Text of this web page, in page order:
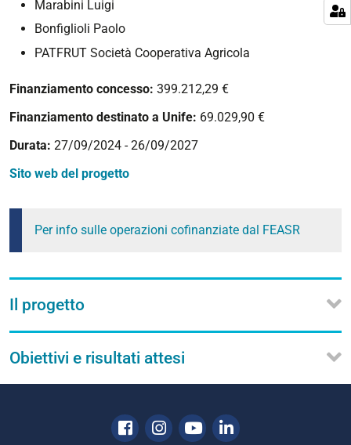
Marabini Luigi
Bonfiglioli Paolo
PATFRUT Società Cooperativa Agricola
Finanziamento concesso: 399.212,29 €
Finanziamento destinato a Unife: 69.029,90 €
Durata: 27/09/2024 -26/09/2027
Sito web del progetto
Per info sulle operazioni cofinanziate dal FEASR
Il progetto
Obiettivi e risultati attesi
Facebook
Instagram
YoutubeLinkedin